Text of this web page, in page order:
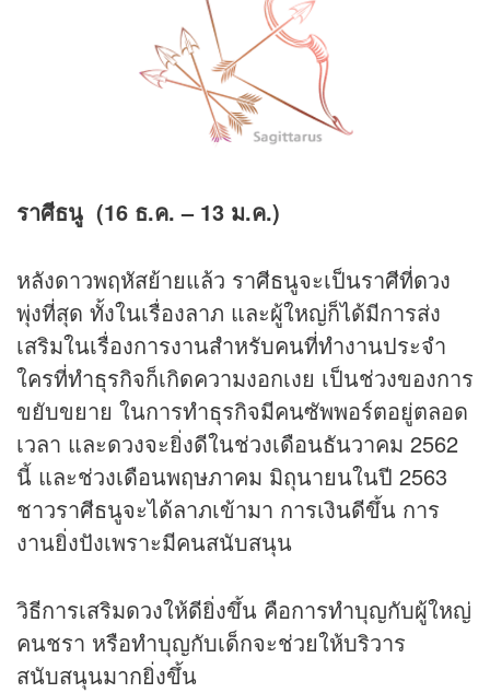
ราศีธนู (16 ธ.ค. – 13 ม.ค.)
หลังดาวพฤหัสย้ายแล้ว ราศีธนูจะเป็นราศีที่ดวง
พุ่งที่สุด ทั้งในเรื่องลาภ และผู้ใหญ่ก็ได้มีการส่ง
เสริมในเรื่องการงานสำหรับคนที่ทำงานประจำ
ใครที่ทำธุรกิจก็เกิดความงอกเงย เป็นช่วงของการ
ขยับขยาย ในการทำธุรกิจมีคนซัพพอร์ตอยู่ตลอด
เวลา และดวงจะยิ่งดีในช่วงเดือนธันวาคม 2562
นี้ และช่วงเดือนพฤษภาคม มิถุนายนในปี 2563
ชาวราศีธนูจะได้ลาภเข้ามา การเงินดีขึ้น การ
งานยิ่งปังเพราะมีคนสนับสนุน
วิธีการเสริมดวงให้ดียิ่งขึ้น คือการทำบุญกับผู้ใหญ่
คนชรา หรือทำบุญกับเด็กจะช่วยให้บริวาร
สนับสนุนมากยิ่งขึ้น